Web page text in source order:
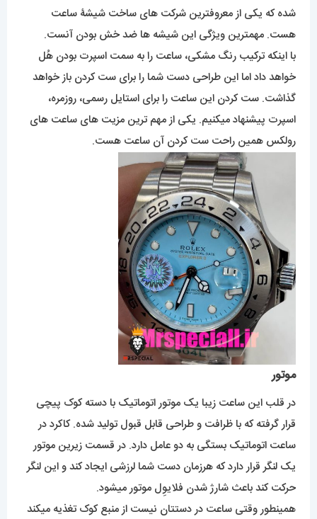
شده که یکی از معروفترین شرکت های ساخت شیشۀ ساعت
هست. مهمترین ویژگی این شیشه ها ضد خش بودن آنست.
با اینکه ترکیب رنگ مشکی، ساعت را به سمت اسپرت بودن هُل
خواهد داد اما این طراحی دست شما را برای ست کردن باز خواهد
گذاشت. ست کردن این ساعت را برای استایل رسمی، روزمره،
اسپرت پیشنهاد میکنیم. یکی از مهم ترین مزیت های ساعت های
رولکس همین راحت ست کردن آن ساعت هست.
موتور
در قلب این ساعت زیبا یک موتور اتوماتیک با دسته کوک پیچی
قرار گرفته که با ظرافت و طراحی قابل قبول تولید شده. کاکرد در
ساعت اتوماتیک بستگی به دو عامل دارد. در قسمت زیرین موتور
یک لنگر قرار دارد که هرزمان دست شما لرزشی ایجاد کند و این لنگر
حرکت کند باعث شارژ شدن فلایوِل موتور میشود.
همینطور وقتی ساعت در دستتان نیست از منبع کوک تغذیه میکند